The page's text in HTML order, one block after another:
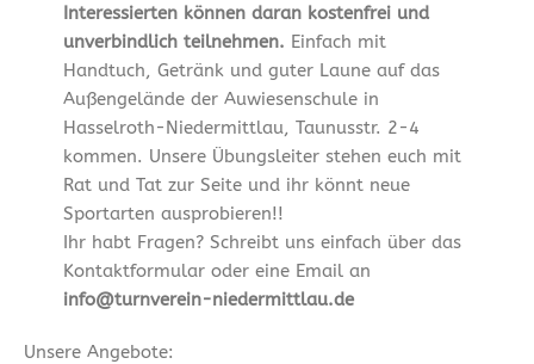
Interessierten können daran kostenfrei und
unverbindlich teilnehmen. Einfach mit
Handtuch, Getränk und guter Laune auf das
Außengelände der Auwiesenschule in
Hasselroth-Niedermittlau, Taunusstr. 2-4
kommen. Unsere Übungsleiter stehen euch mit
Rat und Tat zur Seite und ihr könnt neue
Sportarten ausprobieren!!
Ihr habt Fragen? Schreibt uns einfach über das
Kontaktformular oder eine Email an
info@turnverein-niedermittlau.de
Unsere Angebote: